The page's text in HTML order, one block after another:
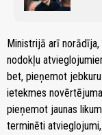
Ministrijā arī
nodokļu
bet, pieņemot
ietekmes
pieņemot jaunas
terminēti